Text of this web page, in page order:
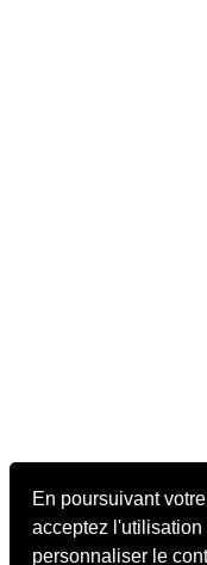
En poursuivant
acceptez
personnaliser le